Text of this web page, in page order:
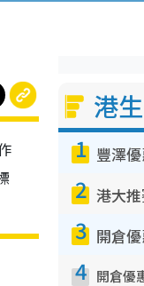
港
1
2
3
4